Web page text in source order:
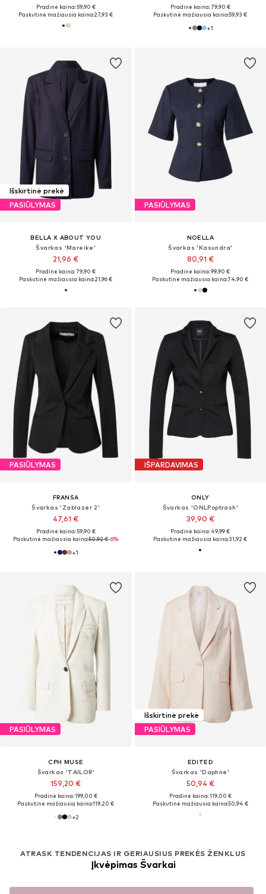
Pradinė kaina: 59,90 €
Paskutinė mažiausia kaina:27,93 €
Pradinė kaina: 79,90 €
Paskutinė mažiausia kaina:59,93 €
+1
Išskirtinė prekė
PASIŪLYMAS
BELLA X ABOUT YOU
Švarkas 'Mareike'
21,96 €
Pradinė kaina: 79,90 €
Paskutinė mažiausia kaina:21,96 €
PASIŪLYMAS
NOELLA
Švarkas 'Kasundra'
80,91 €
Pradinė kaina: 99,90 €
Paskutinė mažiausia kaina:74,90 €
PASIŪLYMAS
FRANSA
Švarkas 'Zablazer 2'
47,61 €
Pradinė kaina: 59,90 €
Paskutinė mažiausia kaina:50,92 €-6%
+1
IŠPARDAVIMAS
ONLY
Švarkas 'ONLPoptrash'
39,90 €
Pradinė kaina: 49,99 €
Paskutinė mažiausia kaina:31,92 €
PASIŪLYMAS
CPH MUSE
Švarkas 'TAILOR'
159,20 €
Pradinė kaina: 199,00 €
Paskutinė mažiausia kaina:119,20 €
+2
Išskirtinė prekė
PASIŪLYMAS
EDITED
Švarkas 'Daphne'
50,94 €
Pradinė kaina: 119,00 €
Paskutinė mažiausia kaina:50,94 €
ATRASK TENDENCIJAS IR GERIAUSIUS PREKĖS ŽENKLUS
Įkvėpimas Švarkai